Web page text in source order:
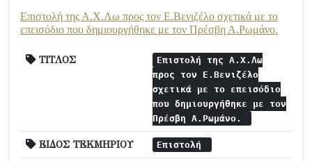
Επιστολή της Α.Χ.Λω προς τον Ε.Βενιζέλο σχετικά με το
επεισόδιο που δημιουργήθηκε με τον Πρέσβη Α.Ρωμάνο.
ΤΙΤΛΟΣ
Επιστολή της Α.Χ.Λω
προς τον Ε.Βενιζέλο
σχετικά με το επεισόδιο
που δημιουργήθηκε με τον
Πρέσβη Α.Ρωμάνο.
ΕΙΔΟΣ ΤΕΚΜΗΡΙΟΥ Επιστολή